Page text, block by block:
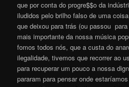
que por conta do progre$$o da
iludidos pelo brilho falso de uma
que deixou para trás (ou passou
mais importante da nossa música
fomos todos nós, que a custa do
ilegalidade, tivemos que recorrer ao
para recuperar um pouco a nossa
pararam para pensar onde